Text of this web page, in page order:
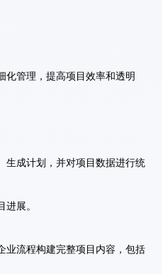
化管理，提高项目效率和透明
生成计划，并对项目数据进行统
展。
业流程构建完整项目内容，包括